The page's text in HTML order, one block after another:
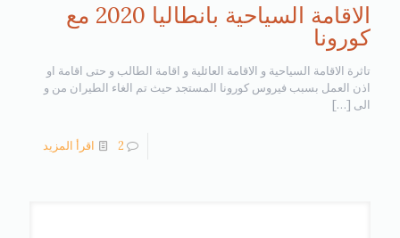
الاقامة السياحية بانطاليا 2020 مع
كورونا
تاثرة الاقامة السياحية و الاقامة العائلية و اقامة الطالب و حتى اقامة او
اذن العمل بسبب فيروس كورونا المستجد حيث تم الغاء الطيران من و
الى […]
2 اقرأ المزيد